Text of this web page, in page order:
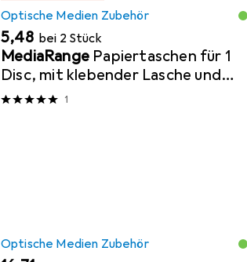
Optische Medien Zubehör
EUR
5,48 bei 2 Stück
MediaRange Papiertaschen für 1
Disc, mit klebender Lasche und
Sichtfenster
1
Optische Medien Zubehör